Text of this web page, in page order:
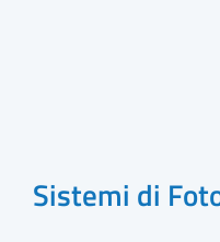
Sistemi di